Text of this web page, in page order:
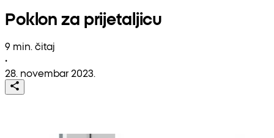
Poklon za prijetaljicu
9 min. čitaj
•
28. novembar 2023.